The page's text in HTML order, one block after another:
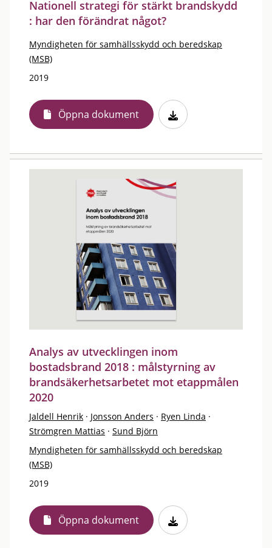
Nationell strategi för stärkt brandskydd
: har den förändrat något?
Myndigheten för samhällsskydd och beredskap
(MSB)
2019
Öppna dokument
Analys av utvecklingen inom
bostadsbrand 2018 : målstyrning av
brandsäkerhetsarbetet mot etappmålen
2020
Jaldell Henrik · Jonsson Anders · Ryen Linda ·
Strömgren Mattias · Sund Björn
Myndigheten för samhällsskydd och beredskap
(MSB)
2019
Öppna dokument